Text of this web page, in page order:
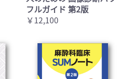
フルガイド 第2版
￥12,100